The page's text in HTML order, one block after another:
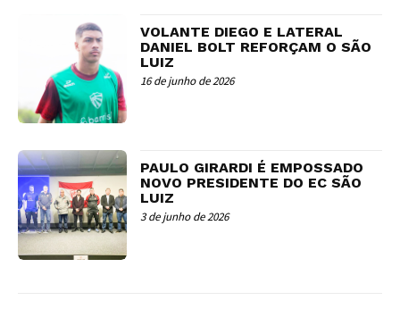
VOLANTE DIEGO E LATERAL
DANIEL BOLT REFORÇAM O SÃO
LUIZ
16 de junho de 2026
PAULO GIRARDI É EMPOSSADO
NOVO PRESIDENTE DO EC SÃO
LUIZ
3 de junho de 2026